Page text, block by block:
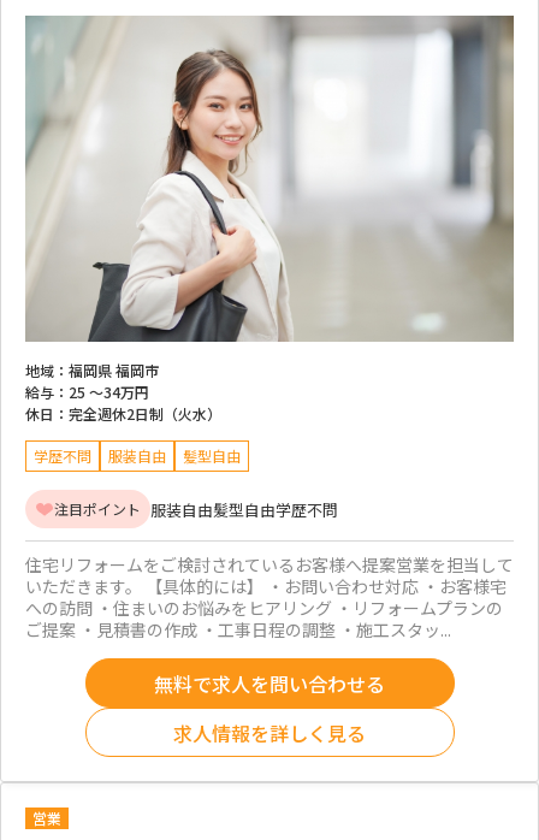
地域： 福岡県 福岡市
給与： 25 ～34万円
休日： 完全週休2日制（火水）
学歴不問 服装自由 髪型自由
注目ポイント 服装自由髪型自由学歴不問
住宅リフォームをご検討されているお客様へ提案営業を担当して
いただきます。 【具体的には】 ・お問い合わせ対応 ・お客様宅
への訪問 ・住まいのお悩みをヒアリング ・リフォームプランの
ご提案 ・見積書の作成 ・工事日程の調整 ・施工スタッ...
無料で求人を問い合わせる
求人情報を詳しく見る
営業